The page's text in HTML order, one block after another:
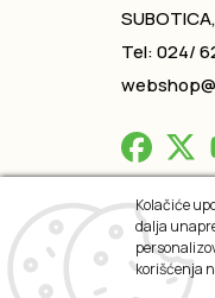
Tel: 024/
2026 © All
Kolačiće
dalja
korišćenja